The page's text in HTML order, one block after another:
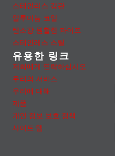
스테인리스 강관
알루미늄 코일
탄소강 원활한 파이프
스테인레스 스틸
유용한 링크
저희에게 연락하십시오
우리의 서비스
우리에 대해
제품
개인 정보 보호 정책
사이트 맵